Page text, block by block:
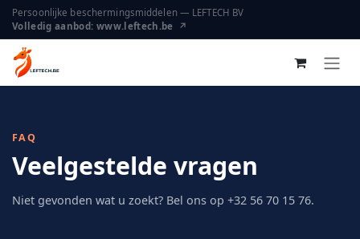
Overslaan naar inhoud
Persoonlijke beschermingsmiddelen — LEFTECH BV
Volledig aanbod: www.leftech.be ↗
FAQ
Veelgestelde vragen
Niet gevonden wat u zoekt? Bel ons op +32 56 70 15 76.